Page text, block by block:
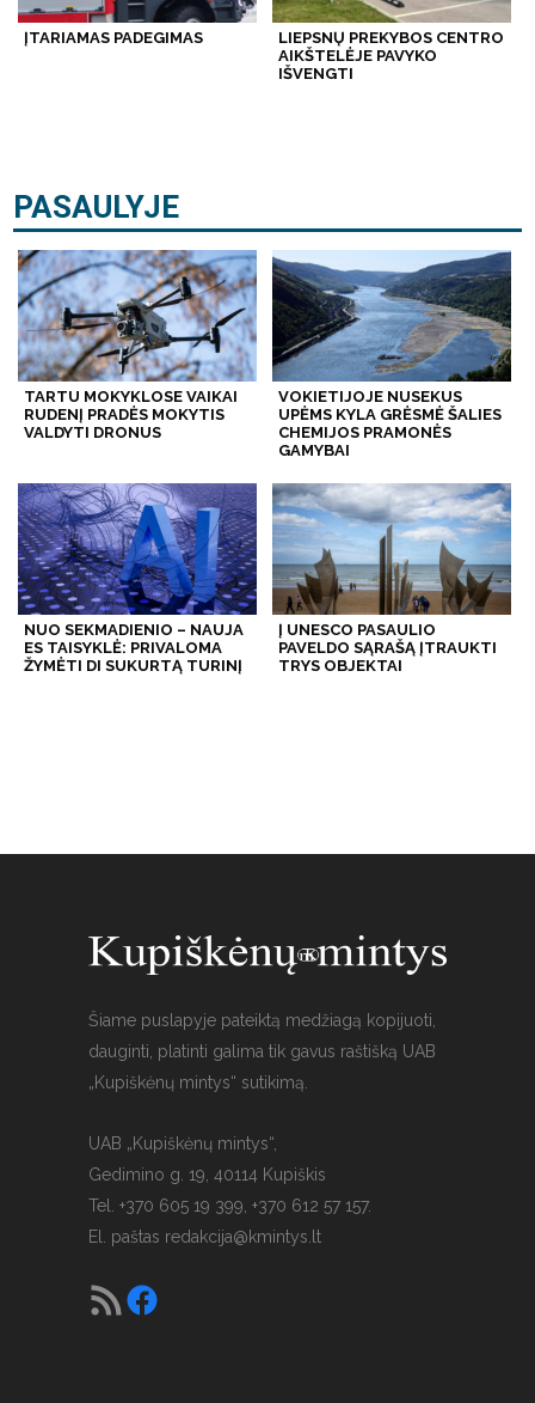
ĮTARIAMAS PADEGIMAS
LIEPSNŲ PREKYBOS CENTRO
AIKŠTELĖJE PAVYKO
IŠVENGTI
PASAULYJE
TARTU MOKYKLOSE VAIKAI
RUDENĮ PRADĖS MOKYTIS
VALDYTI DRONUS
VOKIETIJOJE NUSEKUS
UPĖMS KYLA GRĖSMĖ ŠALIES
CHEMIJOS PRAMONĖS
GAMYBAI
NUO SEKMADIENIO – NAUJA
ES TAISYKLĖ: PRIVALOMA
ŽYMĖTI DI SUKURTĄ TURINĮ
Į UNESCO PASAULIO
PAVELDO SĄRAŠĄ ĮTRAUKTI
TRYS OBJEKTAI
Šiame puslapyje pateiktą medžiagą kopijuoti,
dauginti, platinti galima tik gavus raštišką UAB
„Kupiškėnų mintys“ sutikimą.
UAB „Kupiškėnų mintys“,
Gedimino g. 19, 40114 Kupiškis
Tel. +370 605 19 399, +370 612 57 157.
El. paštas redakcija@kmintys.lt